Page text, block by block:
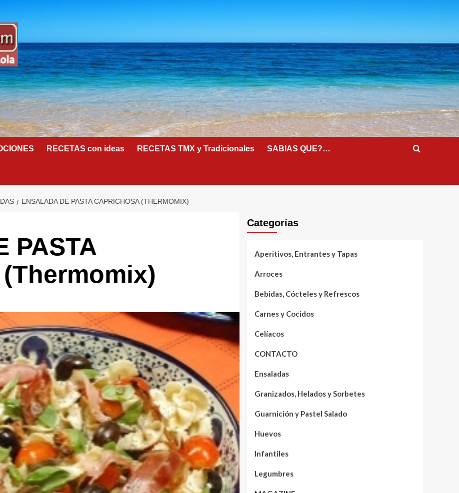
RECETAS con ideas RECETAS TMX y Tradicionales SABIAS QUE?…
ENSALADA DE PASTA CAPRICHOSA (THERMOMIX)
PASTA
(Thermomix)
Categorías
Aperitivos, Entrantes y Tapas
Arroces
Bebidas, Cócteles y Refrescos
Carnes y Cocidos
Celíacos
CONTACTO
Ensaladas
Granizados, Helados y Sorbetes
Guarnición y Pastel Salado
Huevos
Infantiles
Legumbres